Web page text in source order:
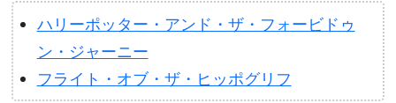
ハリーポッター・アンド・ザ・フォービドゥ
ン・ジャーニー
フライト・オブ・ザ・ヒッポグリフ